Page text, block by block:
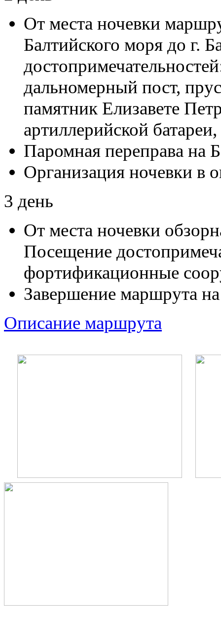
От места ночевки
Балтийского моря до г.
дальномерный пост,
памятник Елизавете
артиллерийской
Паромная переправа на
Организация ночевки в
3 день
От места ночевки
Посещение
фортификационные
Завершение маршрута
Описание маршрута